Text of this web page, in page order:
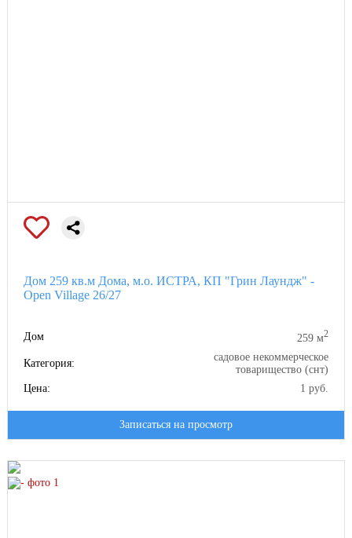
Дом 259 кв.м Дома, м.о. ИСТРА, КП "Грин Лаундж" -
Open Village 26/27
Дом 259 м2
Категория:
садовое некоммерческое
товарищество (снт)
Цена:
1 руб.
Записаться на просмотр